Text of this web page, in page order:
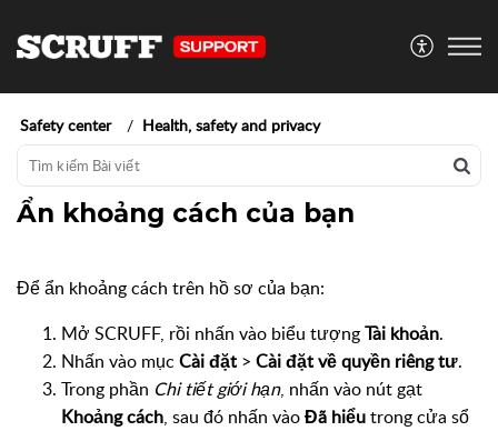
Safety center Health, safety and privacy
Ẩn khoảng cách của bạn
Để ẩn khoảng cách trên hồ sơ của bạn:
Mở SCRUFF, rồi nhấn vào biểu tượngTài khoản.
Nhấn vào mục Cài đặt > Cài đặt về quyền riêng tư.
Trong phần Chi tiết giới hạn, nhấn vào nút gạt
Khoảng cách, sau đó nhấn vàoĐã hiểutrong cửa sổ